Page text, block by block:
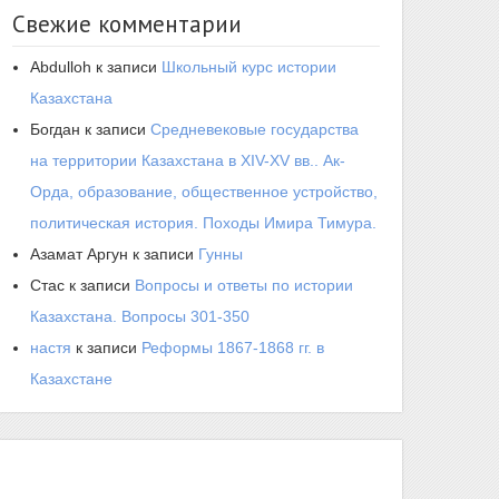
Свежие комментарии
Abdulloh к записи Школьный курс истории
Казахстана
Богдан к записи Средневековые государства
на территории Казахстана в XIV-XV вв.. Ак-
Орда, образование, общественное устройство,
политическая история. Походы Имира Тимура.
Азамат Аргун к записи Гунны
Стас к записи Вопросы и ответы по истории
Казахстана. Вопросы 301-350
настя к записи Реформы 1867-1868 гг. в
Казахстане